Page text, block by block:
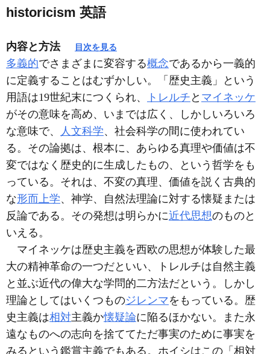
historicism 英語
内容と方法 目次を見る
多義的でさまざまに変容する概念であるから一義的
に定義することはむずかしい。「歴史主義」という
用語は19世紀末につくられ、
トレルチ と マイネッケ
がその意味を高め、いまでは広く、しかしいろいろ
な意味で、
人文科学、社会科学の間に使われてい
る。その論拠は、根本に、あらゆる真理や価値は不
変ではなく歴史的に生成したもの、という哲学をも
っている。それは、不変の真理、価値を説く古典的
な形而上学、神学、自然法理論に対する懐疑または
反論である。その発想は明らかに近代思想のものと
いえる。
マイネッケは歴史主義を西欧の思想が体験した最
大の精神革命の一つだといい、トレルチは自然主義
と並ぶ近代の偉大な学問的二方法だという。しかし
理論としてはいくつものジレンマをもっている。歴
史主義は相対主義か懐疑論に陥るほかない。また永
遠なものへの志向を捨ててただ事実のために事実を
みるという鑑賞主義でもある。ホイシはこの「相対